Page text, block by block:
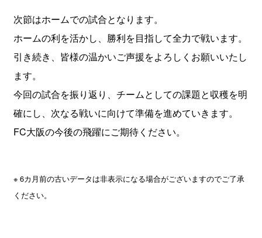
次節はホームでの試合となります。
​ホームの利を活かし、勝利を目指して全力で戦います。
​引き続き、皆様の温かいご声援をよろしくお願いいたし
ます。​
今回の試合を振り返り、チームとしての課題と収穫を明
確にし、次なる戦いに向けて準備を進めていきます。
​FC大阪の今後の飛躍にご期待ください。
※ 6カ月前の古いデータは非表示になる場合がございますのでご了承
ください。